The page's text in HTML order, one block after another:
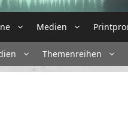
Medien
Themenreihen